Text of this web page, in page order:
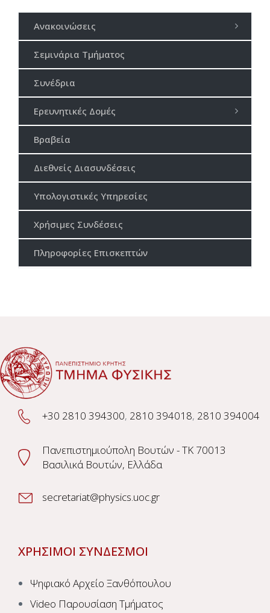
Ανακοινώσεις
Σεμινάρια Τμήματος
Συνέδρια
Ερευνητικές Δομές
Βραβεία
Διεθνείς Διασυνδέσεις
Υπολογιστικές Υπηρεσίες
Χρήσιμες Συνδέσεις
Πληροφορίες Επισκεπτών
+30 2810 394300, 2810 394018, 2810 394004
Πανεπιστημιούπολη Βουτών - TK 70013
Βασιλικά Βουτών, Ελλάδα
secretariat@physics.uoc.gr
ΧΡΗΣΙΜΟΙ ΣΥΝΔΕΣΜΟΙ
Ψηφιακό Αρχείο Ξανθόπουλου
Video Παρουσίαση Τμήματος